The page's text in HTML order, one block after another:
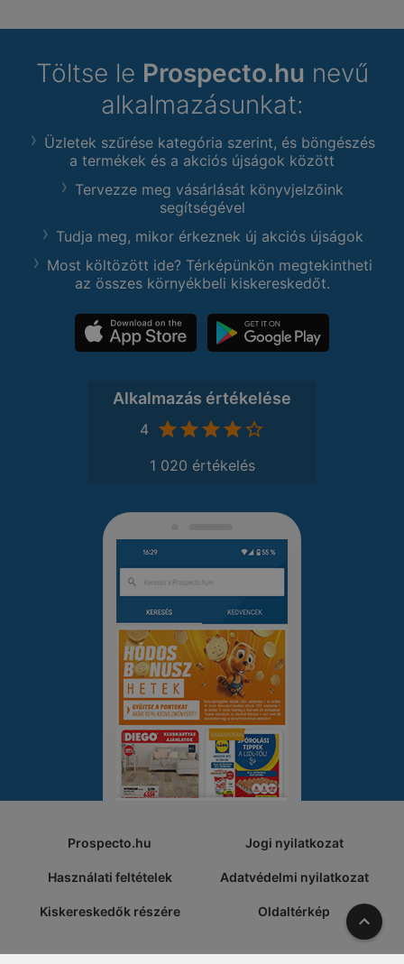
Töltse le Prospecto.hu nevű
alkalmazásunkat:
Üzletek szűrése kategória szerint, és böngészés
a termékek és a akciós újságok között
Tervezze meg vásárlását könyvjelzőink
segítségével
Tudja meg, mikor érkeznek új akciós újságok
Most költözött ide? Térképünkön megtekintheti
az összes környékbeli kiskereskedőt.
Alkalmazás értékelése
4
1 020 értékelés
Prospecto.hu Jogi nyilatkozat
Használati feltételek Adatvédelmi nyilatkozat
Kiskereskedők részére Oldaltérkép A